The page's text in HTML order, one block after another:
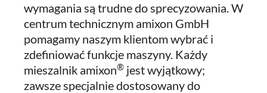
wymagania są trudne do sprecyzowania. W
centrum technicznym amixon GmbH
pomagamy naszym klientom wybrać i
zdefiniować funkcje maszyny. Każdy
mieszalnik amixon® jest wyjątkowy;
zawsze specjalnie dostosowany do